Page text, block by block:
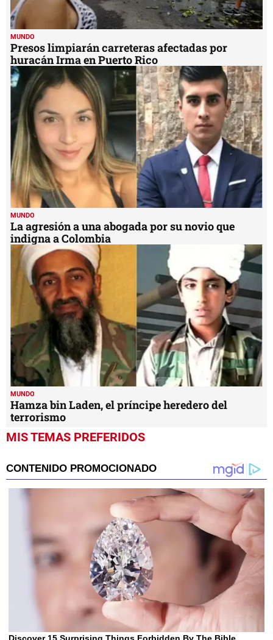
MUNDO
Presos limpiarán carreteras afectadas por
huracán Irma en Puerto Rico
MUNDO
La agresión a una abogada por su novio que
indigna a Colombia
MUNDO
Hamza bin Laden, el príncipe heredero del
terrorismo
MIS TEMAS PREFERIDOS